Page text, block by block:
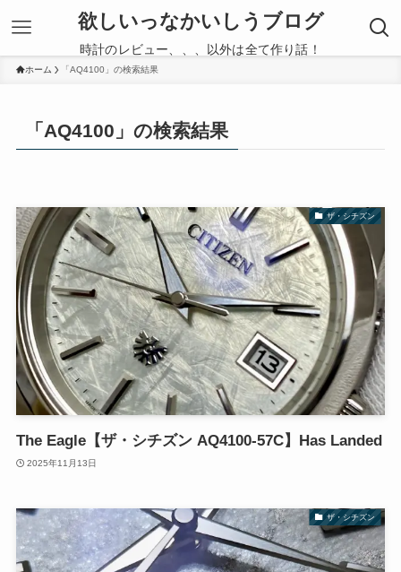
欲しいっなかいしうブログ
時計のレビュー、、、以外は全て作り話！
ホーム 「AQ4100」の検索結果
「AQ4100」の検索結果
ザ・シチズン
The Eagle【ザ・シチズン AQ4100-57C】Has Landed
2025年11月13日
ザ・シチズン